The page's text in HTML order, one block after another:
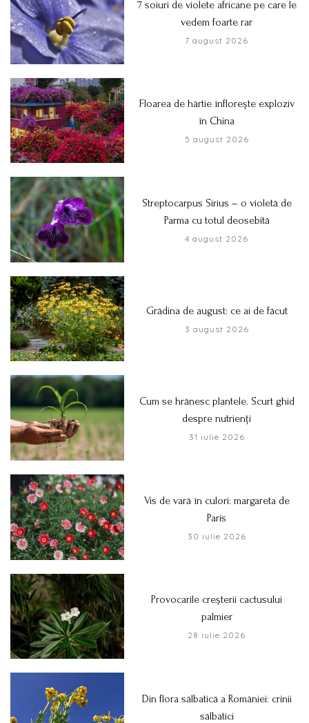
7 soiuri de violete africane pe care le
vedem foarte rar
7 august 2026
Floarea de hârtie înflorește exploziv
în China
5 august 2026
Streptocarpus Sirius – o violetă de
Parma cu totul deosebită
4 august 2026
Grădina de august: ce ai de făcut
3 august 2026
Cum se hrănesc plantele. Scurt ghid
despre nutrienți
31 iulie 2026
Vis de vară în culori: margareta de
Paris
30 iulie 2026
Provocarile creșterii cactusului
palmier
28 iulie 2026
Din flora sălbatică a României: crinii
sălbatici